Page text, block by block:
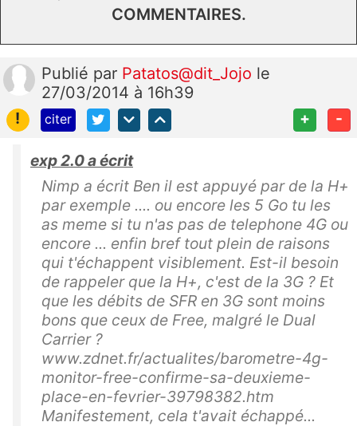
COMMENTAIRES.
Publié par Patatos@dit_Jojo le
27/03/2014 à 16h39
!
citer + -
exp 2.0 a écrit
Nimp a écrit Ben il est appuyé par de la H+
par exemple .... ou encore les 5 Go tu les
as meme si tu n'as pas de telephone 4G ou
encore ... enfin bref tout plein de raisons
qui t'échappent visiblement. Est-il besoin
de rappeler que la H+, c'est de la 3G ? Et
que les débits de SFR en 3G sont moins
bons que ceux de Free, malgré le Dual
Carrier ?
www.zdnet.fr/actualites/barometre-4g-
monitor-free-confirme-sa-deuxieme-
place-en-fevrier-39798382.htm
Manifestement, cela t'avait échappé...